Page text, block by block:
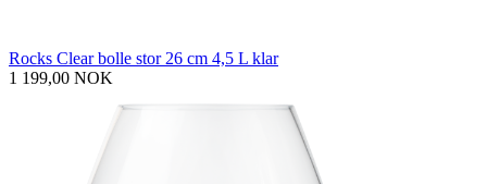
Rocks Clear bolle stor 26 cm 4,5 L klar
1 199,00 NOK